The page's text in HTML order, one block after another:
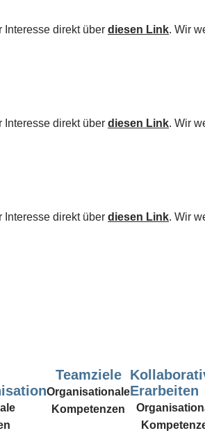
Interesse direkt über diesen Link. Wir
Interesse direkt über diesen Link. Wir
Interesse direkt über diesen Link. Wir
Teamziele
Organisationale
Kompetenzen
Erarbeiten